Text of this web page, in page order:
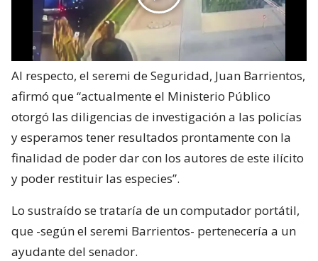
Al respecto, el seremi de Seguridad, Juan Barrientos,
afirmó que “actualmente el Ministerio Público
otorgó las diligencias de investigación a las policías
y esperamos tener resultados prontamente con la
finalidad de poder dar con los autores de este ilícito
y poder restituir las especies”.
Lo sustraído se trataría de un computador portátil,
que -según el seremi Barrientos- pertenecería a un
ayudante del senador.